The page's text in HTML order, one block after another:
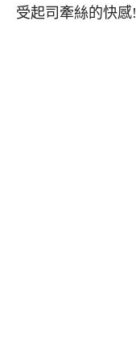
受起司牽絲的快感!